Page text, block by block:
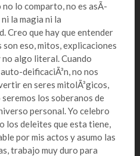
lo comparto, no es asÃ­
la magia ni la
Creo que hay que entender
son eso, mitos, explicaciones
no algo literal. Cuando
deificaciÃ³n, no nos
en seres mitolÃ³gicos,
los soberanos de
personal. Yo celebro
los deleites que esta tiene,
por mis actos y asumo las
trabajo muy duro para